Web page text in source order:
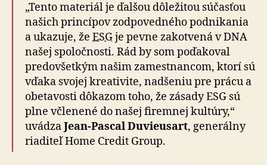
„Tento materiál je ďalšou dôležitou súčasťou
našich princípov zodpovedného podnikania
a ukazuje, že ESGje pevne zakotvená v DNA
našej spoločnosti. Rád by som poďakoval
predovšetkým našim zamestnancom, ktorí sú
vďaka svojej kreativite, nadšeniu pre prácu a
obetavosti dôkazom toho, že zásady ESG sú
plne včlenené do našej firemnej kultúry,“
uvádzaJean-Pascal Duvieusart, generálny
riaditeľ Home Credit Group.